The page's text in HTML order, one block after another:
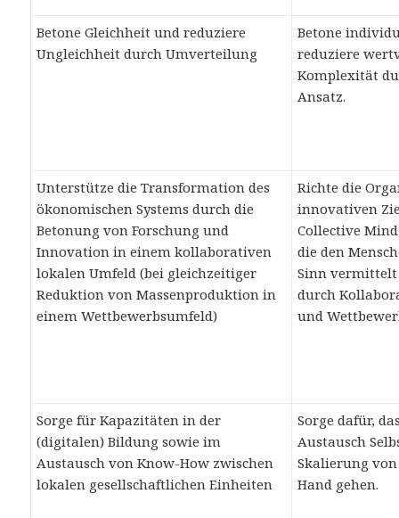
Betone Gleichheit und reduziere
Ungleichheit durch Umverteilung
Betone
reduziere
Komplexität
Ansatz.
Unterstütze die Transformation des
ökonomischen Systems durch die
Betonung von Forschung und
Innovation in einem kollaborativen
lokalen Umfeld (bei gleichzeitiger
Reduktion von Massenproduktion in
einem Wettbewerbsumfeld)
Richte die
innovativen
Collective
die den
Sinn
durch
und
Sorge für Kapazitäten in der
(digitalen) Bildung sowie im
Austausch von Know-How zwischen
lokalen gesellschaftlichen Einheiten
Sorge dafür,
Austausch
Skalierung
Hand gehen.